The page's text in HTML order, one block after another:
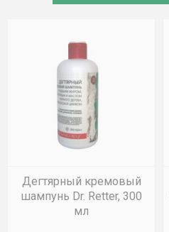
Дегтярный кремовый
шампунь Dr. Retter, 300
мл